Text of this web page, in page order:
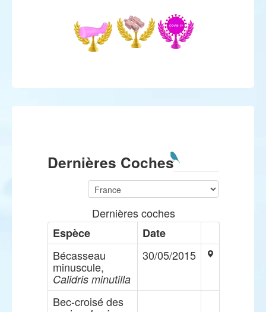
Dernières Coches
Dernières coches
Espèce
Date
Bécasseau
minuscule,
Calidris minutilla
30/05/2015
Bec-croisé des